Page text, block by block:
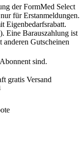
der FormMed Select
für Erstanmeldungen.
Eigenbedarfsrabatt.
Eine Barauszahlung ist
anderen Gutscheinen
sind.
gratis Versand